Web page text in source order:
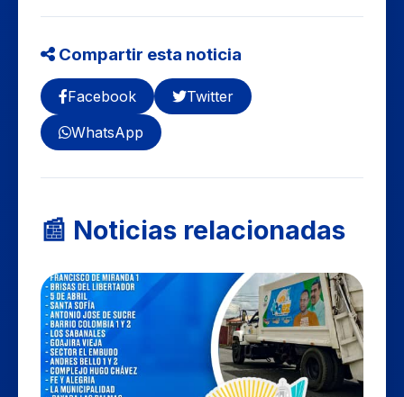
Compartir esta noticia
Facebook
Twitter
WhatsApp
📰 Noticias relacionadas